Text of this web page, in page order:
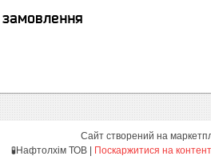
Сайт створений на
Поскаржитися на контент